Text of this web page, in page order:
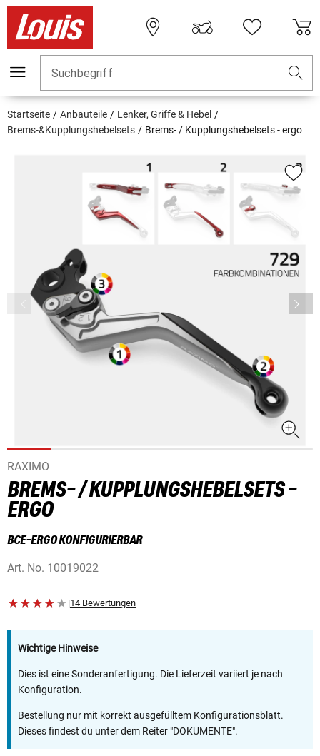
Suchbegriff
Startseite Anbauteile
Lenker, Griffe & Hebel
Brems-&Kupplungshebelsets
Brems- / Kupplungshebelsets - ergo
RAXIMO
BREMS- / KUPPLUNGSHEBELSETS -
ERGO
BCE-ERGO KONFIGURIERBAR
Art. No. 10019022
|14 Bewertungen
Wichtige Hinweise
Dies ist eine Sonderanfertigung. Die Lieferzeit variiert je nach
Konfiguration.
Bestellung nur mit korrekt ausgefülltem Konfigurationsblatt.
Dieses findest du unter dem Reiter "DOKUMENTE".